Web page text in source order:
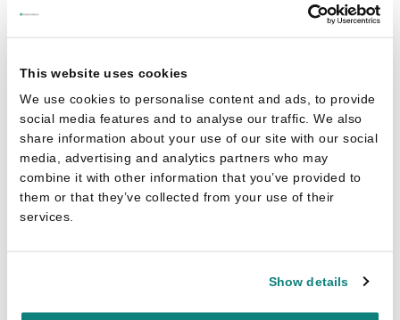
This website uses cookies
We use cookies to personalise content and ads, to provide
social media features and to analyse our traffic. We also
share information about your use of our site with our social
media, advertising and analytics partners who may
combine it with other information that you’ve provided to
them or that they’ve collected from your use of their
services.
Show details
Dreamworks Spirit Samen Vrij 0 - Het
dagboek van Lucky